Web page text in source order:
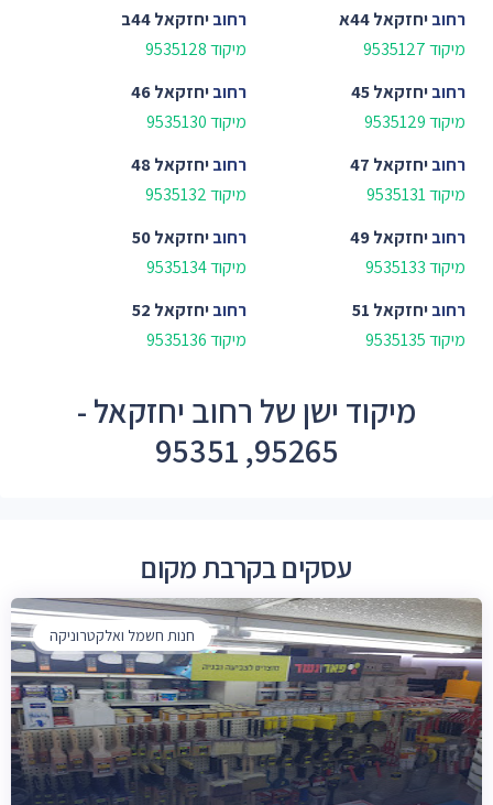
רחוביחזקאל 44א
מיקוד 9535127
רחוביחזקאל 44ב
מיקוד 9535128
רחוביחזקאל 45
מיקוד 9535129
רחוביחזקאל 46
מיקוד 9535130
רחוביחזקאל 47
מיקוד 9535131
רחוביחזקאל 48
מיקוד 9535132
רחוביחזקאל 49
מיקוד 9535133
רחוביחזקאל 50
מיקוד 9535134
רחוביחזקאל 51
מיקוד 9535135
רחוביחזקאל 52
מיקוד 9535136
מיקוד ישן של רחוב יחזקאל -
95265, 95351
עסקים בקרבת מקום
חנות חשמל ואלקטרוניקה